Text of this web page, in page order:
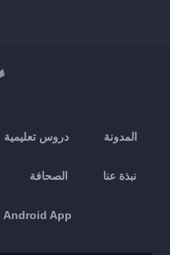
المدونة دروس تعليمية
نبذة عنا الصحافة
Android App